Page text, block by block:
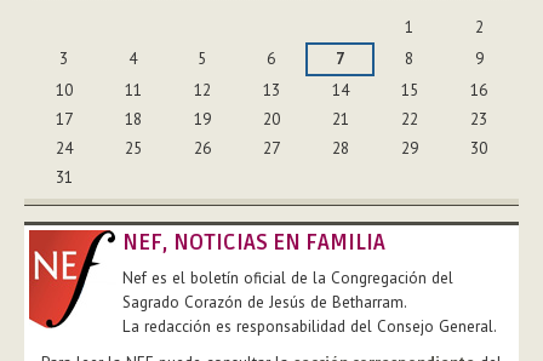
1
2
3
4 5 6 7 8
9
10
11 12 13 14 15
16
17
18 19 20 21 22
23
24
25 26 27 28 29
30
31
NEF, NOTICIAS EN FAMILIA
Nef es el boletín oficial de la Congregación del
Sagrado Corazón de Jesús de Betharram.
La redacción es responsabilidad del Consejo General.